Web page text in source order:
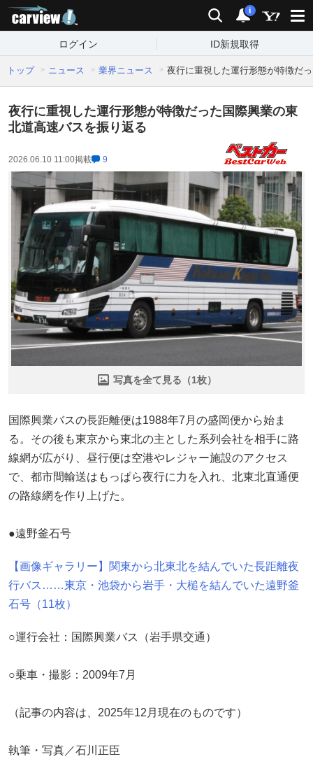
検索 通知
i
ログイン ID新規取得
トップ ニュース 業界ニュース 夜行に重視した運行形態が特徴だ
夜行に重視した運行形態が特徴だった国際興業の東
北道高速バスを振り返る
2026.06.10 11:00掲載 9
写真を全て見る（1枚）
国際興業バスの長距離便は1988年7月の盛岡便から始ま
る。その後も東京から東北の主とした系列会社を相手に路
線網が広がり、昼行便は空港やレジャー施設のアクセス
で、都市間輸送はもっぱら夜行に力を入れ、北東北直通便
の路線網を作り上げた。
●遠野釜石号
【画像ギャラリー】関東から北東北を結んでいた長距離夜
行バス……東京・池袋から岩手・大槌を結んでいた遠野釜
石号（11枚）
○運行会社：国際興業バス（岩手県交通）
○乗車・撮影：2009年7月
（記事の内容は、2025年12月現在のものです）
執筆・写真／石川正臣